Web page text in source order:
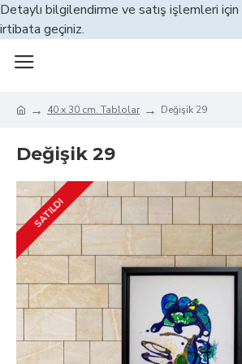
Detaylı bilgilendirme ve satış işlemleri
irtibata geçiniz.
40 x 30 cm. Tablolar Değişik 29
Değişik 29
SATILDI